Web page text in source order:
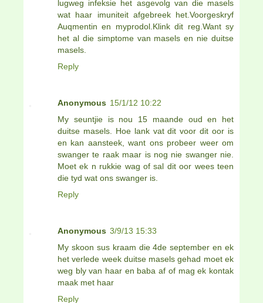
lugweg infeksie het asgevolg van die masels
wat haar imuniteit afgebreek het.Voorgeskryf
Auqmentin en myprodol.Klink dit reg.Want sy
het al die simptome van masels en nie duitse
masels.
Reply
Anonymous 15/1/12 10:22
My seuntjie is nou 15 maande oud en het
duitse masels. Hoe lank vat dit voor dit oor is
en kan aansteek, want ons probeer weer om
swanger te raak maar is nog nie swanger nie.
Moet ek n rukkie wag of sal dit oor wees teen
die tyd wat ons swanger is.
Reply
Anonymous 3/9/13 15:33
My skoon sus kraam die 4de september en ek
het verlede week duitse masels gehad moet ek
weg bly van haar en baba af of mag ek kontak
maak met haar
Reply